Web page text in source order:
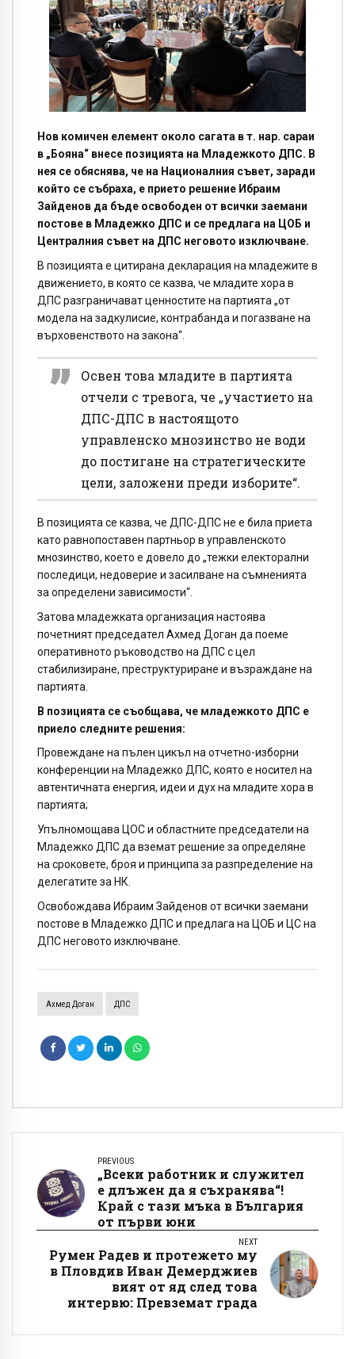
Нов комичен елемент около сагата в т. нар. сараи
в „Бояна“ внесе позицията на Младежкото ДПС. В
нея се обяснява, че на Националния съвет, заради
който се събраха, е прието решение Ибраим
Зайденов да бъде освободен от всички заемани
постове в Младежко ДПС и се предлага на ЦОБ и
Централния съвет на ДПС неговото изключване.
В позицията е цитирана декларация на младежите в
движението, в която се казва, че младите хора в
ДПС разграничават ценностите на партията „от
модела на задкулисие, контрабанда и погазване на
върховенството на закона“.
Освен това младите в партията
отчели с тревога, че „участието на
ДПС-ДПС в настоящото
управленско мнозинство не води
до постигане на стратегическите
цели, заложени преди изборите“.
В позицията се казва, че ДПС-ДПС не е била приета
като равнопоставен партньор в управленското
мнозинство, което е довело до „тежки електорални
последици, недоверие и засилване на съмненията
за определени зависимости“.
Затова младежката организация настоява
почетният председател Ахмед Доган да поеме
оперативното ръководство на ДПС с цел
стабилизиране, преструктуриране и възраждане на
партията.
В позицията се съобщава, че младежкото ДПС е
приело следните решения:
Провеждане на пълен цикъл на отчетно-изборни
конференции на Младежко ДПС, която е носител на
автентичната енергия, идеи и дух на младите хора в
партията;
Упълномощава ЦОС и областните председатели на
Младежко ДПС да вземат решение за определяне
на сроковете, броя и принципа за разпределение на
делегатите за НК.
Освобождава Ибраим Зайденов от всички заемани
постове в Младежко ДПС и предлага на ЦОБ и ЦС на
ДПС неговото изключване.
Ахмед Доган ДПС
PREVIOUS
„Всеки работник и служител
е длъжен да я съхранява“!
Край с тази мъка в България
от първи юни
NEXT
Румен Радев и протежето му
в Пловдив Иван Демерджиев
вият от яд след това
интервю: Превземат града